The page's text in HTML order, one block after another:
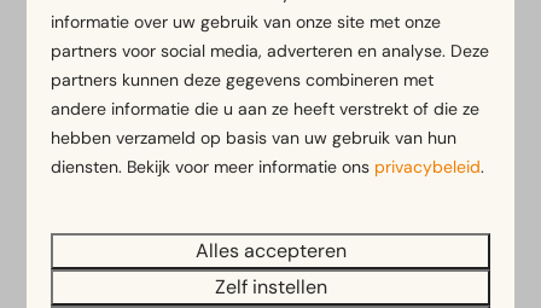
Kampeervakantie bij EuroParcs
informatie over uw gebruik van onze site met onze
partners voor social media, adverteren en analyse. Deze
partners kunnen deze gegevens combineren met
andere informatie die u aan ze heeft verstrekt of die ze
hebben verzameld op basis van uw gebruik van hun
diensten. Bekijk voor meer informatie ons privacybeleid.
Alles accepteren
Zelf instellen